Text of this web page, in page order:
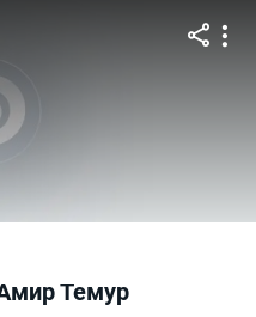
Темур